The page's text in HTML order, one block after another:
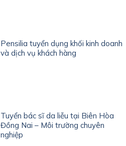
Pensilia tuyển dụng khối kinh doanh
và dịch vụ khách hàng
Tuyển bác sĩ da liễu tại Biên Hòa
Đồng Nai – Môi trường chuyên
nghiệp